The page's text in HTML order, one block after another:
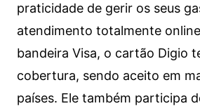
praticidade de gerir os seus
atendimento totalmente
bandeira Visa, o cartão Digio
cobertura, sendo aceito em
países. Ele também participa